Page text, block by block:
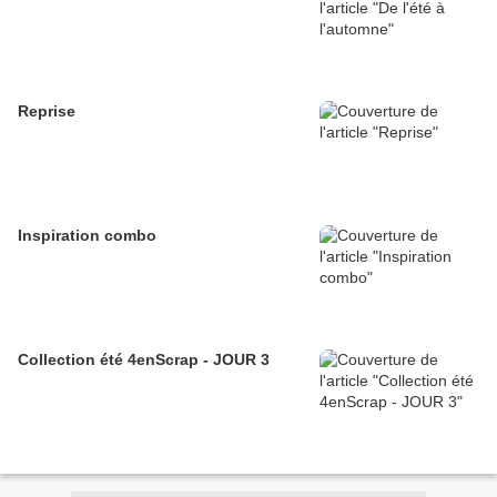
Reprise
Inspiration combo
Collection été 4enScrap - JOUR 3